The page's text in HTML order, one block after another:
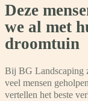
Deze
we al met
droomtuin
Bij BG Landscaping
veel mensen
vertellen het beste